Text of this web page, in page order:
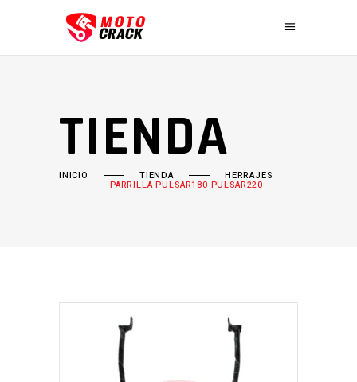
TIENDA
INICIO TIENDA HERRAJES
PARRILLA PULSAR180 PULSAR220